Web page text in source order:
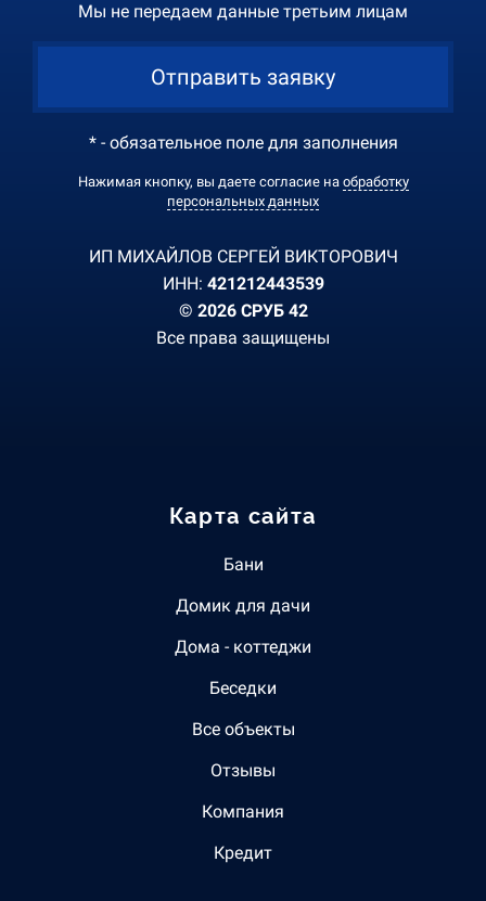
Мы не передаем данные третьим лицам
Отправить заявку
* - обязательное поле для заполнения
Нажимая кнопку, вы даете согласие на обработку
персональных данных
ИП МИХАЙЛОВ СЕРГЕЙ ВИКТОРОВИЧ
ИНН: 421212443539
© 2026 СРУБ 42
Все права защищены
Карта сайта
Бани
Домик для дачи
Дома - коттеджи
Беседки
Все объекты
Отзывы
Компания
Кредит